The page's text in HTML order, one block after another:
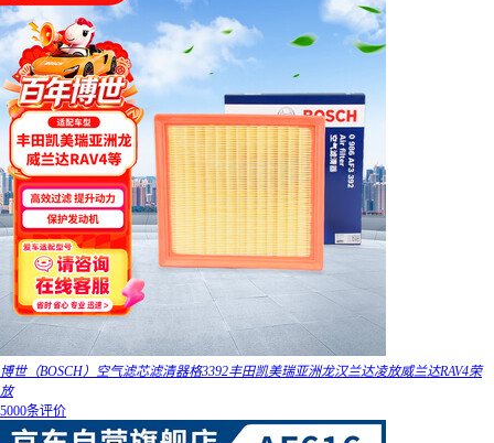
博世（BOSCH）空气滤芯滤清器格3392丰田凯美瑞亚洲龙汉兰达凌放威兰达RAV4荣
放
5000条评价